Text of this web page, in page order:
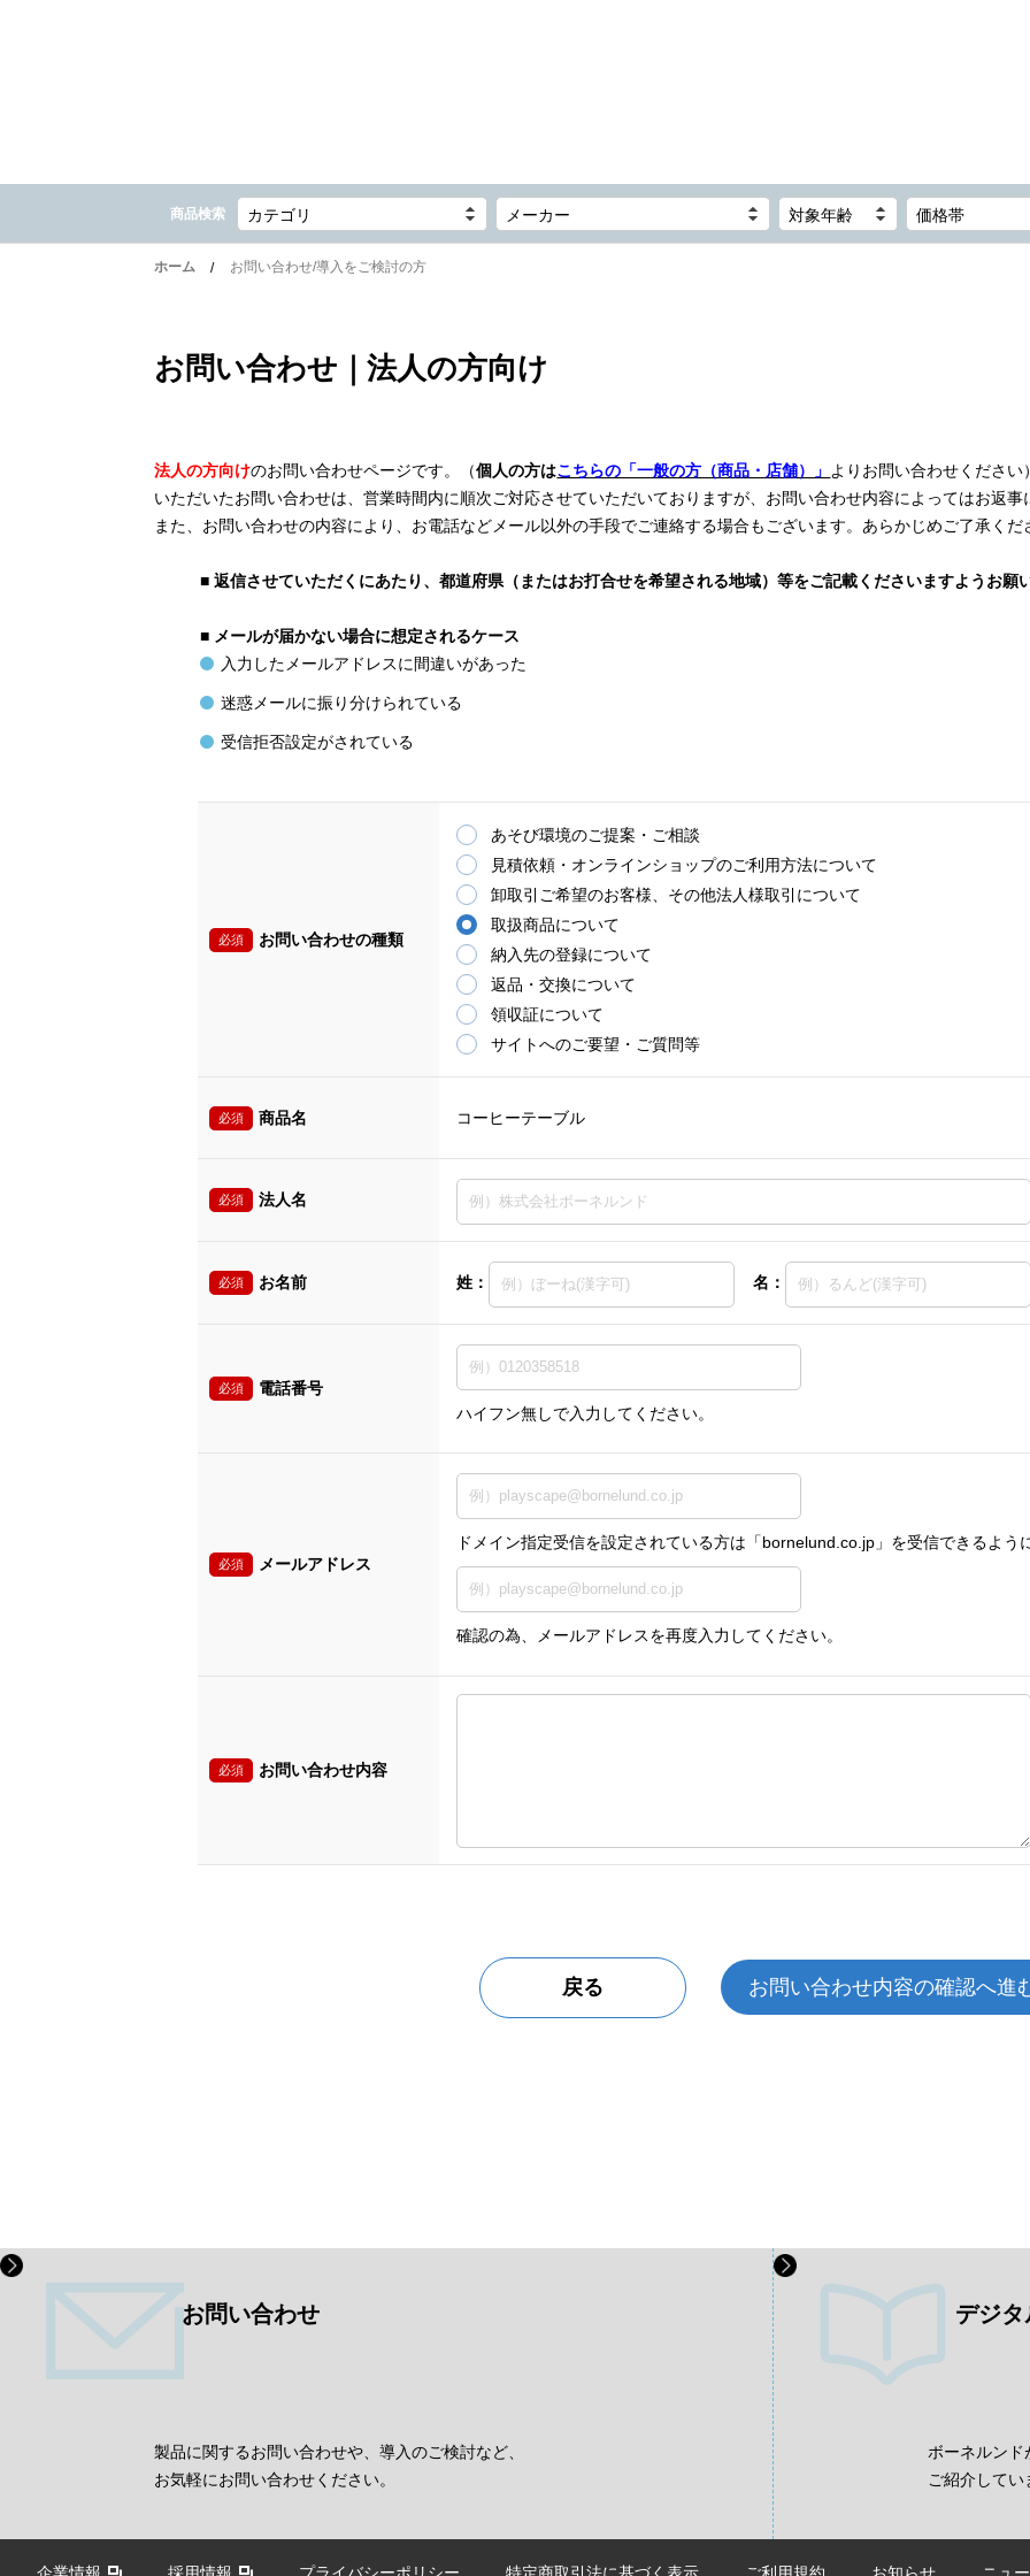
商品検索 カテゴリ メーカー 対象年齢 価格帯
ホーム お問い合わせ/導入をご検討の方
お問い合わせ｜法人の方向け
法人の方向けのお問い合わせページです。（個人の方はこちらの「一般の方（商品・店舗）」 よりお問い合わせください）
いただいたお問い合わせは、営業時間内に順次ご対応させていただいておりますが、お問い合わせ内容によってはお返事
また、お問い合わせの内容により、お電話などメール以外の手段でご連絡する場合もございます。あらかじめご了承くだ
■返信させていただくにあたり、都道府県（またはお打合せを希望される地域）等をご記載くださいますようお願
■ メールが届かない場合に想定されるケース
入力したメールアドレスに間違いがあった
迷惑メールに振り分けられている
受信拒否設定がされている
必須 お問い合わせの種類
あそび環境のご提案・ご相談
見積依頼・オンラインショップのご利用方法について
卸取引ご希望のお客様、その他法人様取引について
取扱商品について
納入先の登録について
返品・交換について
領収証について
サイトへのご要望・ご質問等
必須 商品名 コーヒーテーブル
必須 法人名
必須 お名前 姓： 名：
必須
電話番号
ハイフン無しで入力してください。
必須 メールアドレス
ドメイン指定受信を設定されている方は「bornelund.co.jp」を受信できるよう
確認の為、メールアドレスを再度入力してください。
必須 お問い合わせ内容
戻る
お問い合わせ
製品に関するお問い合わせや、導入のご検討など、
お気軽にお問い合わせください。
デジ
ボーネルンド
ご紹介してい